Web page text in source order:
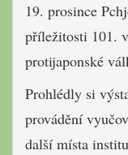
19. prosince
příležitosti 101.
protijaponské
Prohlédly si
provádění
další místa